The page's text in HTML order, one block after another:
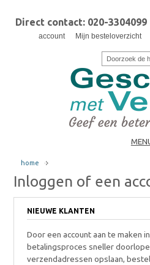
Direct contact: 020-3304099
account
Mijn besteloverzicht
home
Inloggen of een
NIEUWE KLANTEN
Door een account aan te maken
betalingsproces sneller
verzendadressen opslaan,